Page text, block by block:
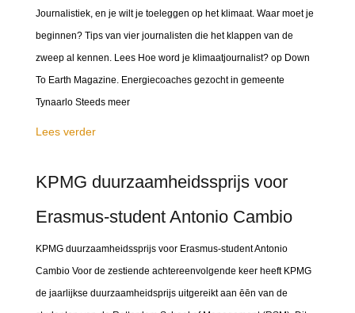
Journalistiek, en je wilt je toeleggen op het klimaat. Waar moet je
beginnen? Tips van vier journalisten die het klappen van de
zweep al kennen. Lees Hoe word je klimaatjournalist? op Down
To Earth Magazine. Energiecoaches gezocht in gemeente
Tynaarlo Steeds meer
Lees verder
KPMG duurzaamheidssprijs voor
Erasmus-student Antonio Cambio
KPMG duurzaamheidssprijs voor Erasmus-student Antonio
Cambio Voor de zestiende achtereenvolgende keer heeft KPMG
de jaarlijkse duurzaamheidsprijs uitgereikt aan ēēn van de